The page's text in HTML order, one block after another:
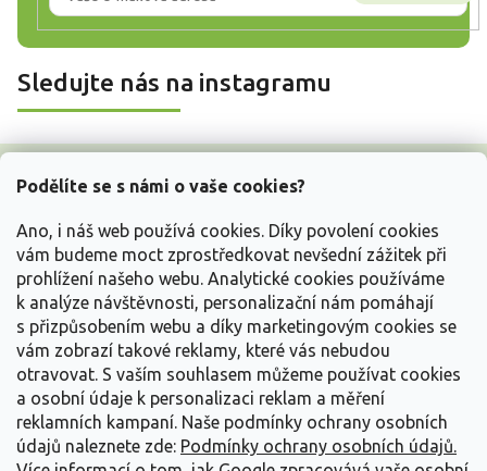
Podělíte se s námi o vaše cookies?
Ano, i náš web používá cookies. Díky povolení cookies
vám budeme moct zprostředkovat nevšední zážitek při
prohlížení našeho webu. Analytické cookies používáme
k analýze návštěvnosti, personalizační nám pomáhají
s přizpůsobením webu a díky marketingovým cookies se
vám zobrazí takové reklamy, které vás nebudou
otravovat. S vaším souhlasem můžeme používat cookies
a osobní údaje k personalizaci reklam a měření
reklamních kampaní. Naše podmínky ochrany osobních
údajů naleznete zde: Podmínky ochrany osobních údajů.
Sledujte nás na instagramu
Z
Vše o nákupu
Informace pro Vás
Kontakujte nás